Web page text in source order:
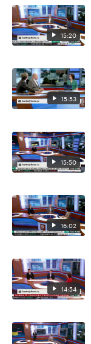
15:20
15:53
15:50
16:02
14:54